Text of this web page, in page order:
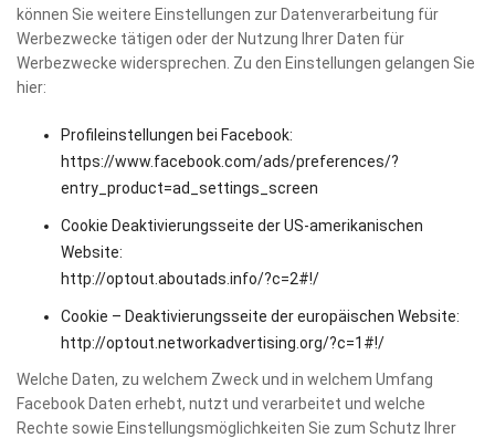
können Sie weitere Einstellungen zur Datenverarbeitung für
Werbezwecke tätigen oder der Nutzung Ihrer Daten für
Werbezwecke widersprechen. Zu den Einstellungen gelangen Sie
hier:
Profileinstellungen bei Facebook:
https://www.facebook.com/ads/preferences/?
entry_product=ad_settings_screen
Cookie Deaktivierungsseite der US-amerikanischen
Website:
http://optout.aboutads.info/?c=2#!/
Cookie – Deaktivierungsseite der europäischen Website:
http://optout.networkadvertising.org/?c=1#!/
Welche Daten, zu welchem Zweck und in welchem Umfang
Facebook Daten erhebt, nutzt und verarbeitet und welche
Rechte sowie Einstellungsmöglichkeiten Sie zum Schutz Ihrer